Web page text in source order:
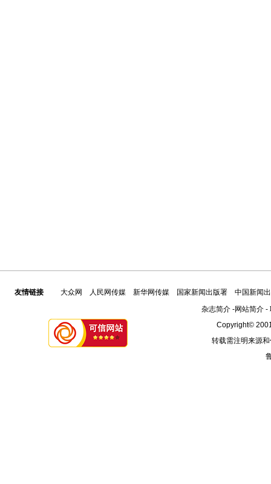
友情链接 大众网 人民网传媒 新华网传媒 国家新闻出版署
中国新闻
杂志简介-网站简介-
Copyright©
转载需注明来源